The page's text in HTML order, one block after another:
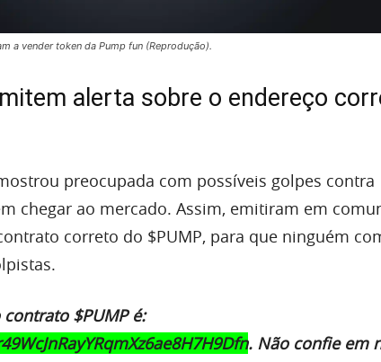
a vender token da Pump fun (Reprodução).
alerta sobre o endereço
preocupada com possíveis golpes contra
chegar ao mercado. Assim, emitiram em
correto do $PUMP, para que ninguém
$PUMP é:
. Não confie em